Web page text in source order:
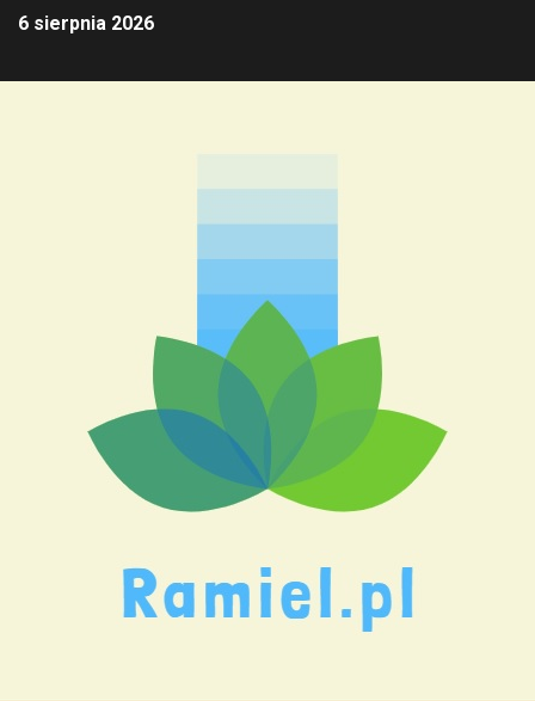
6 sierpnia 2026